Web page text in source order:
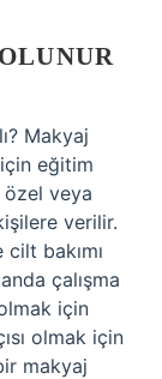
Makyaj
eğitim
özel veya
verilir.
bakımı
çalışma
için
olmak için
makyaj